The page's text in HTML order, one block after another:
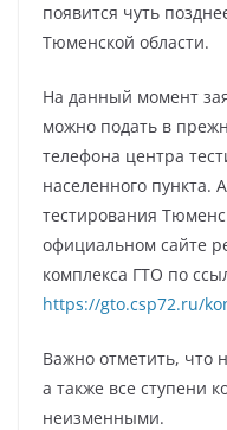
появится чуть
Тюменской области.
На данный момент
можно подать в
телефона центра
населенного пункта.
тестирования
официальном сайте
комплекса ГТО по
https://gto.csp72.ru/
Важно отметить, что
а также все ступени
неизменными.